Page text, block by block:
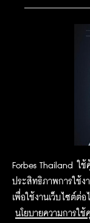
Forbes Thailand ใ
ประสิทธิภาพการใช้ง
เพื่อใช้งานเว็บไซต์ต่อ
นโยบายความการใช้